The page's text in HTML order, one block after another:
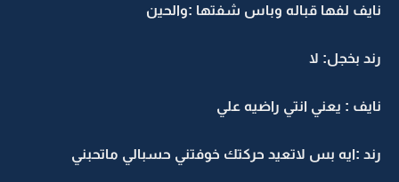
نايف لفها قباله وباس شفتها :والحين
رند بخجل: لا
نايف : يعني انتي راضيه علي
رند :ايه بس لاتعيد حركتك خوفتني حسبالي ماتحبني